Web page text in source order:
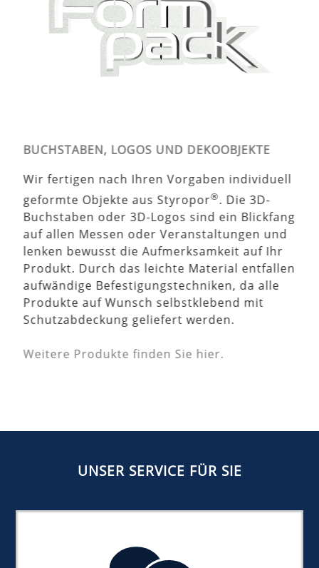
BUCHSTABEN, LOGOS UND DEKOOBJEKTE
Wir fertigen nach Ihren Vorgaben individuell
geformte Objekte aus Styropor®. Die 3D-
Buchstaben oder 3D-Logos sind ein Blickfang
auf allen Messen oder Veranstaltungen und
lenken bewusst die Aufmerksamkeit auf Ihr
Produkt. Durch das leichte Material entfallen
aufwändige Befestigungstechniken, da alle
Produkte auf Wunsch selbstklebend mit
Schutzabdeckung geliefert werden.
Weitere Produkte finden Sie hier.
UNSER SERVICE FÜR SIE